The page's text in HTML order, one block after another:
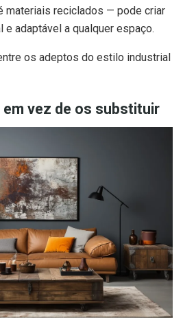
materiais reciclados — pode criar
e adaptável a qualquer espaço.
os adeptos do estilo industrial
vez de os substituir